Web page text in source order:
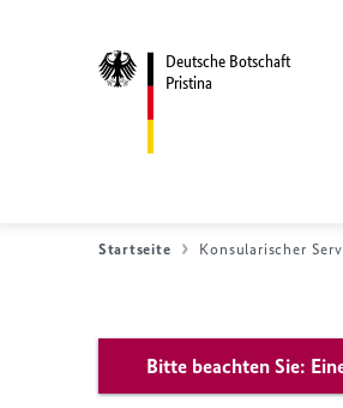
Deutsche Botschaft
Pristina
Startseite Konsularischer
Bitte beachten Sie: